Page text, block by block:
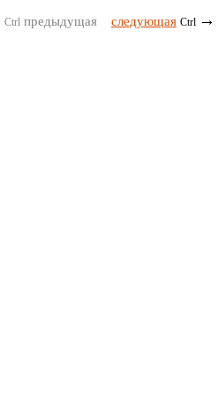
Ctrl предыдущая следующая Ctrl →